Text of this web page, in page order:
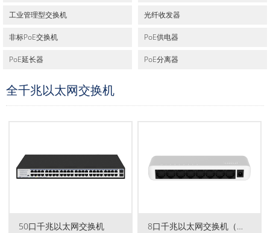
工业管理型交换机 光纤收发器
非标PoE交换机 PoE供电器
PoE延长器 PoE分离器
全千兆以太网交换机
50口千兆以太网交换机 8口千兆以太网交换机（塑胶...